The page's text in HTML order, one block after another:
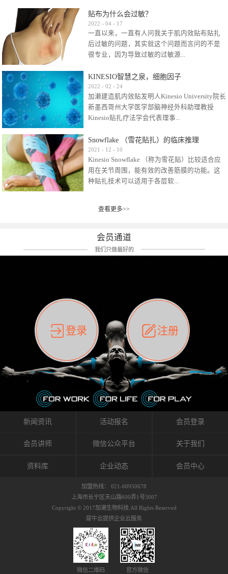
贴布为什么会过敏？
2022 - 04 - 17
一直以来，一直有人问我关于肌内效贴布贴扎
后过敏的问题，其实就这个问题而言问的不是
很专业，因为导致过敏的过敏源...
很多，比如试穿件衣服有时都会过敏，特定条
件下吃东西有时也会过敏，难道不吃不穿了？
其他品牌的在此我们不予评价，就KINESIO肌内
效贴布来说，40多年的研究开发制造肌内效贴
比如我本人，几乎天天接触KINESIO肌内效，无
论从皮肤适应性还是本人皮肤本身就不属于不
易过敏的那种，基本不会有过敏瘙痒的情况。
但是，当身体不适、休息不好、持续紧张等特
殊因素的影响下，有时还是会出现瘙痒过敏的
前后后居家近30天左右，感觉日子都日夜颠倒
痛影响走路。当天疼痛部贴了EDF和胃十字，膝
关节贴了半月板贴布。第2天第12肋部的EDF和
消失，贴布也没有出现进一步瘙痒过敏。而膝
关节的半月板贴布张力用的100%，但自始至终
它都很坚强的贴着，没有出现过任何瘙痒的迹
象。不同的条件下，同一个身体，不同的部位
皮肤的敏感度也有不同。因此我们KINESIO要做
的，是在研发生产过程中竭尽全力的降低致敏
性，减少贴布本身带来的致敏率。那到底是什
么原因引起的过敏瘙痒呢？我整理了以下内容
仅供大家参考，希望能给予大家帮助。首先我
们分析解剖下过敏的原因，然后简说一下
KINESIO贴布贴扎后预防应对。我把导致过敏的
原因，简单分为外因和内因。外因1，贴布贴布
括：1）面料的伸展率、回缩率、纤维的刺激
能会给皮肤带来过度的刺激，从而引起过敏瘙
KINESIO智慧之泉，细胞因子
2022 - 02 - 24
加濑建造肌内效贴发明人Kinesio University院长
新墨西哥州大学医学部脑神经外科助理教授
Kinesio贴扎疗法学会代表理事...
Kinesio Taping Association International
（KTAI）名誉会长 身体具有免疫、疼痛、细胞
破坏、发热、修复、增殖、再生等自然愈合能
力。 多作为细胞因子存在于皮肤表皮、真皮、
扎疗法）的效果是通过创造一个环境，使每种
以激发身体的自然愈合能力。 通常，药物会削
弱细胞因子的作用，单方面还会引起副作用的
症状。 与此相比，Kinesio肌内效贴创造了细
的控制仍有许多未知。 细胞因子是一种酵素，
各种各样的酵素起着适当的作用，为细胞创造
了适合居住的环境。 在现代医学上，这种细胞
因子是一种酶的观点往往被否定，但在体内有
有毒细菌和无毒细菌，它们起着保持身体平衡
的作用。 Kinesio肌内效贴不像药物那样在短时
间内表现出症状，而是通过花费时间创造一个
对身体没有伤害（副作用等）的环境来减轻症
状。 但是，由于营养、精神、运动的平衡被破
坏，各种细胞就会发生病态变化。 在一定的状
态下，细胞因子会自动捕捉异常，并在细胞之
间传递适当的修复信息。可以收集各自所需的
因子级联；细胞因子的连锁反应）。 如果这种
者甚至提供不需要的物质。 因此，身体所需的
自然愈合能力不仅不能发挥作用，反而会造成
恶化的环境。Kinesio肌内效贴的作用，就是解
决这些问题。 KinesioTaping ® （Kinesio贴扎
疗法）的概念是空（空间），动（流动），冷
（抑制热的上升），为了实现这些，贴布的质
作出来。 特别地，Kinesio Medical
Tappling®（Kinesio医疗贴扎）通过从皮肤表面
长时间给予适...
Snowflake （雪花贴扎）的临床推理
2021 - 12 - 10
Kinesio Snowflake （称为雪花贴）比较适合应
用在关节周围，能有效的改善筋膜的功能。这
种贴扎技术可以适用于各层软...
组织:肌肉，肌腱，韧带（主要围绕有问题的关
状，而是指贴布本身很重量，以及贴布刺激的
类型。贴布的应用充分利用了体内由间质液组
成的自然流体力学的流体层。这种轻微的刺激
间，还可以在单片贴布上提供支持和深度刺
激。通过对间质液的适当控制，可以连接皮下
筋膜，对关节进行非常轻柔的刺激，增加患部
的治疗区域。 snowflake“雪花”贴布不会妨碍皮
肤上下左右运动，有效的辅助修复关节周围组
织的筋膜。它可以作用于关节或肌肉表面，释
放压力，刺激深层筋膜。“雪花”贴扎疗法是一
种可以改变肌肉、筋膜和间质液之间自然流动
关系的方法。 间质液间质被称为人体的新器
官。研究人员认为，整个身体的网络是由坚韧
且柔软的蛋白质结构所支撑的相互连接的充满
流体的空间构成的。如果作为脏器，这是人体
最大的脏器，约占体重的20%（相比之下，皮
内流通，有助于细胞的再生和恢复。“1”“雪花”
周围进行轻柔的刺激，改善受影响的关节和肌
到辅助修复损伤组织的作用。对组织的营养供
膜，韧带和关节周围皮下组织的关节囊。 流
体力学理论加濑博士-Kinesio肌内效贴布的发明
人流体力学理论是以对日常生活产生反复影响
的纤细筋膜的性质为焦点。 筋膜容易受到外部
查看更多>>
会员通道
我们只做最好的
登录 注册
新闻资讯 活动报名 会员登录
会员讲师 微信公众平台 关于我们
资料库 企业动态 会员中心
加盟热线： 021-60950678
上海市长宁区天山路600弄1号3007
Copyright © 2017加濑生物科技.All Rights Reserved
犀牛云提供企业云服务
微信二维码 官方微信